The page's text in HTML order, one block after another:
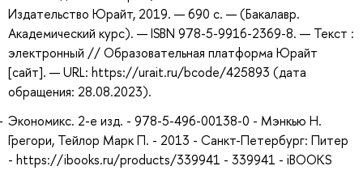
Издательство Юрайт, 2019. — 690 с. — (Бакалавр.
Академический курс). — ISBN 978-5-9916-2369-8. — Текст :
электронный // Образовательная платформа Юрайт
[сайт]. — URL: https://urait.ru/bcode/425893 (дата
обращения: 28.08.2023).
Экономикс. 2-е изд. - 978-5-496-00138-0 - Мэнкью Н.
Грегори, Тейлор Марк П. - 2013 - Санкт-Петербург: Питер
- https://ibooks.ru/products/339941 - 339941 - iBOOKS